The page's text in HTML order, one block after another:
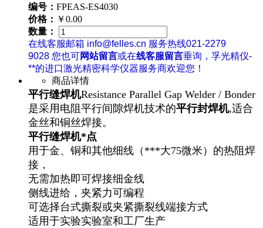
编号： FPEAS-ES4030
价格： ￥0.00
数量：
在线客服邮箱 info@felles.cn 服务热线021-2279
9028 您也可网站留言或在线客服留言垂询，孚光精仪-
**的进口激光精密科学仪器服务商欢迎您！
商品详情
平行缝焊机Resistance Parallel Gap Welder / Bonder
是采用电阻平行间隙焊机技术的平行封焊机,适合
金丝和铜丝焊接。
平行缝焊机*点
用于金、铜和其他细线（***大75微米）的热阻焊
接，
无需加热即可焊接细金线
侧线进给，夹紧力可编程
可选择台式撕裂或夹紧撕裂线端接方式
适用于实验实验室和工厂生产